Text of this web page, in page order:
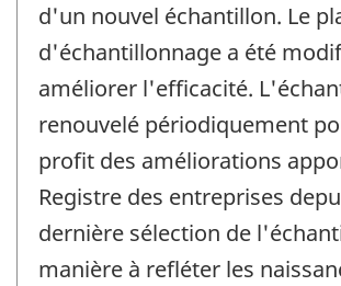
d'un nouvel échantillon. Le
d'échantillonnage a été
améliorer l'efficacité.
renouvelé périodiquement
profit des améliorations
Registre des entreprises
dernière sélection de
manière à refléter les